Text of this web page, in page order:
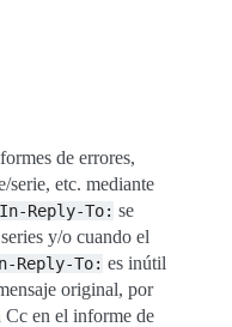
de errores,
serie, etc. mediante
In-Reply-To: se
y/o cuando el
Reply-To: es inútil
original, por
en el informe de